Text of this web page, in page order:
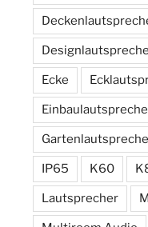
Ecke
IP65 K60
Lautsprecher